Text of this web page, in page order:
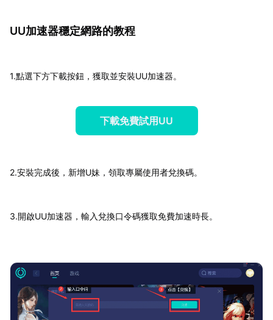
UU加速器穩定網路的教程
1.點選下方下載按鈕，獲取並安裝UU加速器。
下載免費試用UU
2.安裝完成後，新增U妹，領取專屬使用者兌換碼。
3.開啟UU加速器，輸入兌換口令碼獲取免費加速時長。